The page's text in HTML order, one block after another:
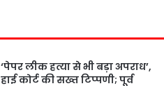
‘पेपर लीक हत्या से भी बड़ा अपराध’,
हाई कोर्ट की सख्त टिप्पणी; पूर्व